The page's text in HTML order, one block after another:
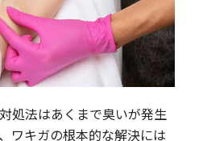
処法はあくまで臭いが発生
ワキガの根本的な解決には